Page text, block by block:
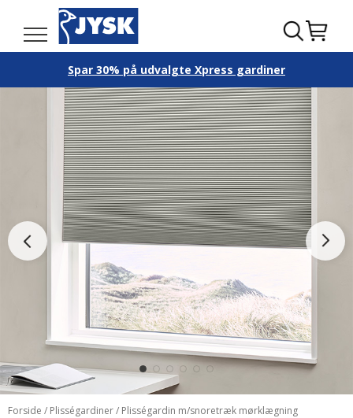
Spar 30% på udvalgte Xpress gardiner
Forside / Plisségardiner/ Plisségardin m/snoretræk mørklægning